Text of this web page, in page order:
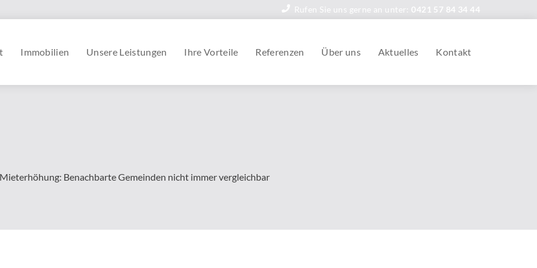
Rufen Sie uns gerne an unter: 0421 57 84 34 44
Immobilien Unsere Leistungen Ihre Vorteile Referenzen Über uns Aktuelles Kontakt
Mieterhöhung: Benachbarte Gemeinden nicht immer vergleichbar